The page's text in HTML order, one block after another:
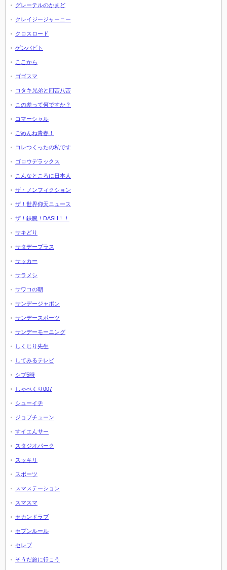
グレーテルのかまど
クレイジージャーニー
クロスロード
ゲンバビト
ここから
ゴゴスマ
コタキ兄弟と四苦八苦
この差って何ですか？
コマーシャル
ごめんね青春！
コレつくったの私です
ゴロウデラックス
こんなところに日本人
ザ・ノンフィクション
ザ！世界仰天ニュース
ザ！鉄腕！DASH！！
サキどり
サタデープラス
サッカー
サラメシ
サワコの朝
サンデージャポン
サンデースポーツ
サンデーモーニング
しくじり先生
してみるテレビ
シブ5時
しゃべくり007
シューイチ
ジョブチューン
すイエんサー
スタジオパーク
スッキリ
スポーツ
スマステーション
スマスマ
セカンドラブ
セブンルール
セレブ
そうだ旅に行こう